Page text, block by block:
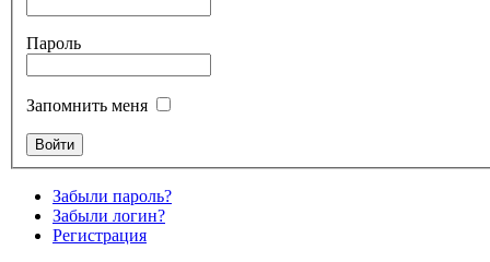
Пароль
Запомнить меня
Забыли пароль?
Забыли логин?
Регистрация